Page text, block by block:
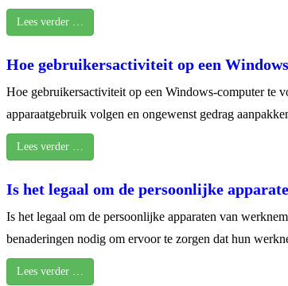
Lees verder …
Hoe gebruikersactiviteit op een
Hoe gebruikersactiviteit op een Windows-computer te
apparaatgebruik volgen en ongewenst gedrag
Lees verder …
Is het legaal om de persoonlijke
Is het legaal om de persoonlijke apparaten van
benaderingen nodig om ervoor te zorgen dat hun
Lees verder …